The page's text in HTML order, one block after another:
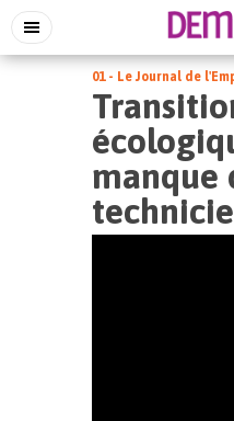
01 - Le Journal de
manque